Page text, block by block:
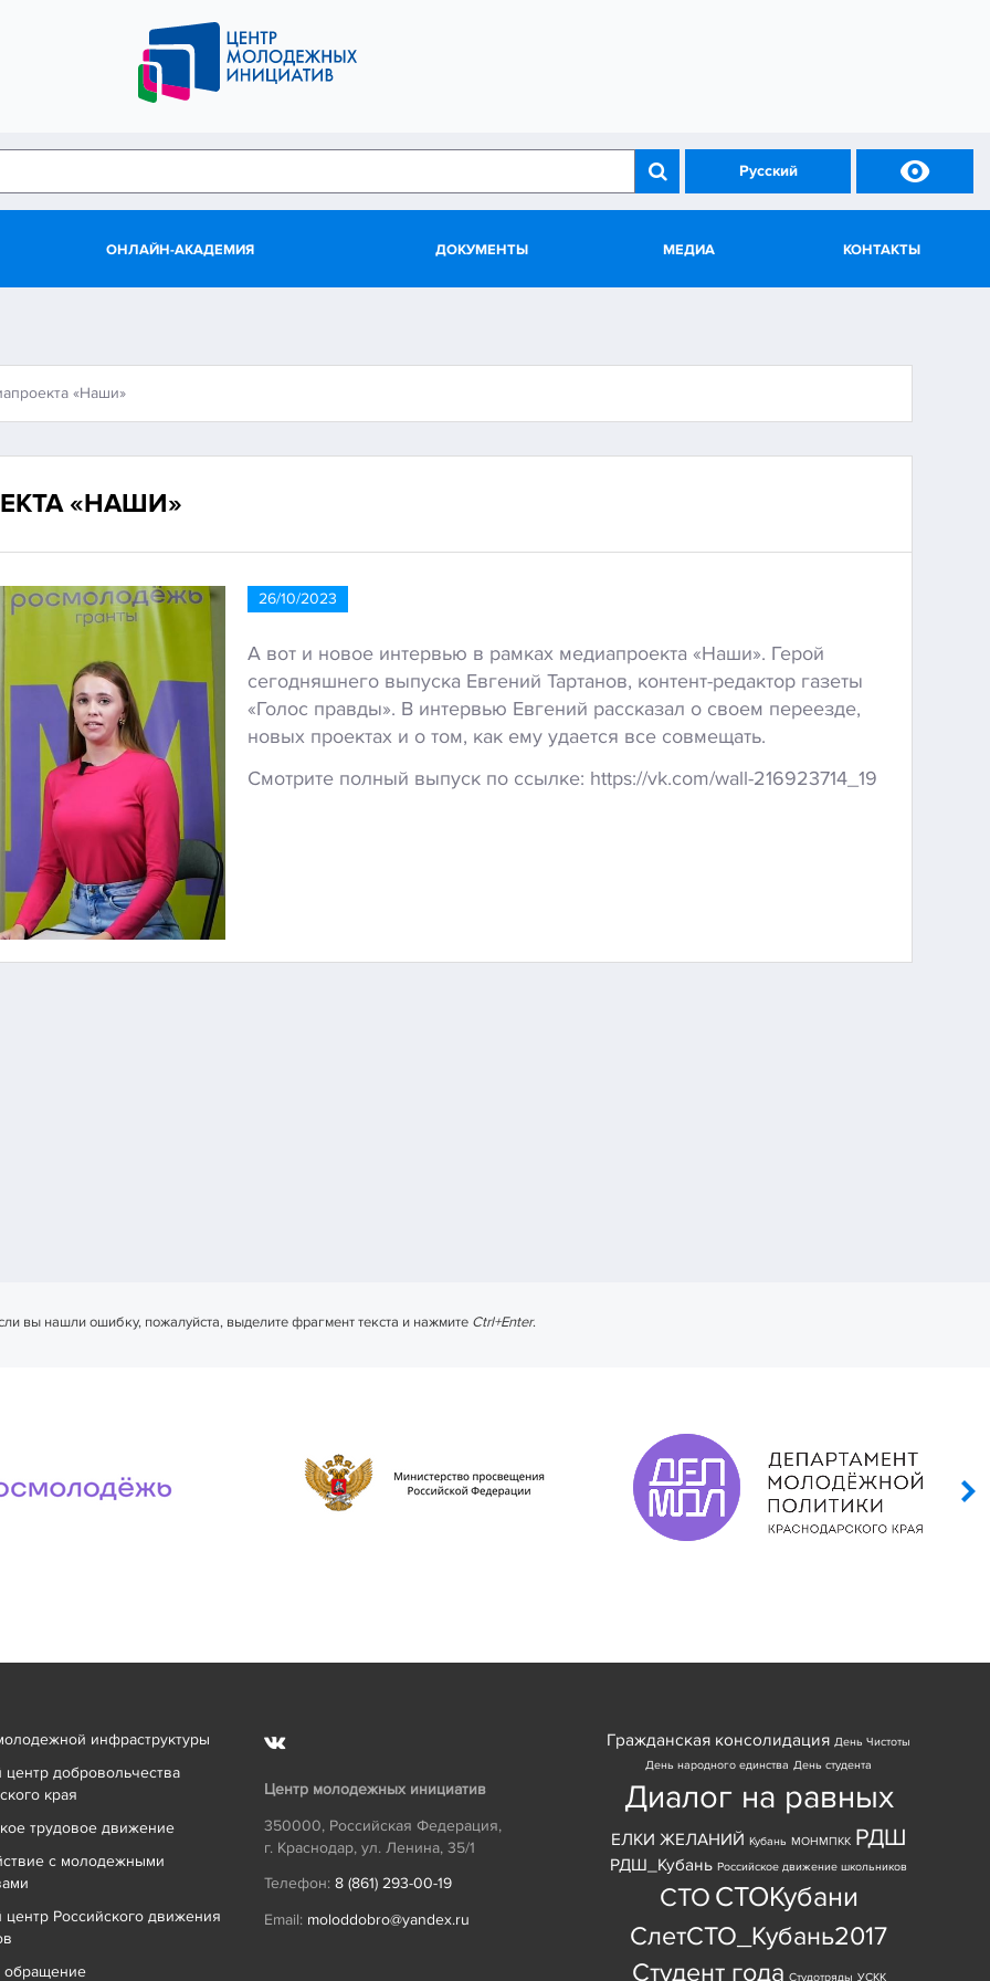
Русский 
ОНЛАЙН-АКАДЕМИЯ ДОКУМЕНТЫ МЕДИА КОНТАКТЫ
«Наши»
«НАШИ»
26/10/2023
А вот и новое интервью в рамках медиапроекта «Наши». Герой
сегодняшнего выпуска Евгений Тартанов, контент-редактор газеты
«Голос правды». В интервью Евгений рассказал о своем переезде,
новых проектах и о том, как ему удается все совмещать.
Смотрите полный выпуск по ссылке: https://vk.com/wall-216923714_19
вы нашли ошибку, пожалуйста, выделите фрагмент текста и нажмите Ctrl+Enter.
инфраструктуры
добровольчества
края
трудовое движение
с молодежными
центр Российского движения
обращение
Центр молодежных инициатив
350000, Российская Федерация,
г. Краснодар, ул. Ленина, 35/1
Телефон: 8 (861) 293-00-19
Email: moloddobro@yandex.ru
Гражданская консолидация День Чистоты
День народного единства День студента
Диалог на равных
ЕЛКИ ЖЕЛАНИЙ Кубань МОНМПКК РДШ
РДШ_Кубань Российское движение школьников
СТО СТОКубани
СлетСТО_Кубань2017
Студент года Студотряды УСКК